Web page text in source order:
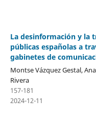
La desinformación y la
públicas españolas a
gabinetes de
Montse Vázquez Gestal,
Rivera
157-181
2024-12-11